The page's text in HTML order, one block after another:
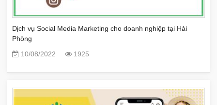
Dịch vụ Social Media Marketing cho doanh nghiệp tại Hải
Phòng
10/08/2022
1925